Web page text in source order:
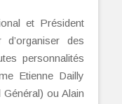
et Président
d’organiser des
personnalités
Etienne Dailly
ou Alain